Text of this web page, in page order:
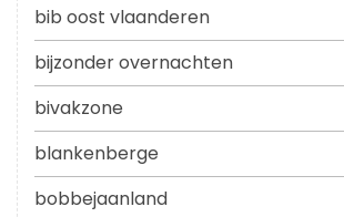
bib oost vlaanderen
bijzonder overnachten
bivakzone
blankenberge
bobbejaanland